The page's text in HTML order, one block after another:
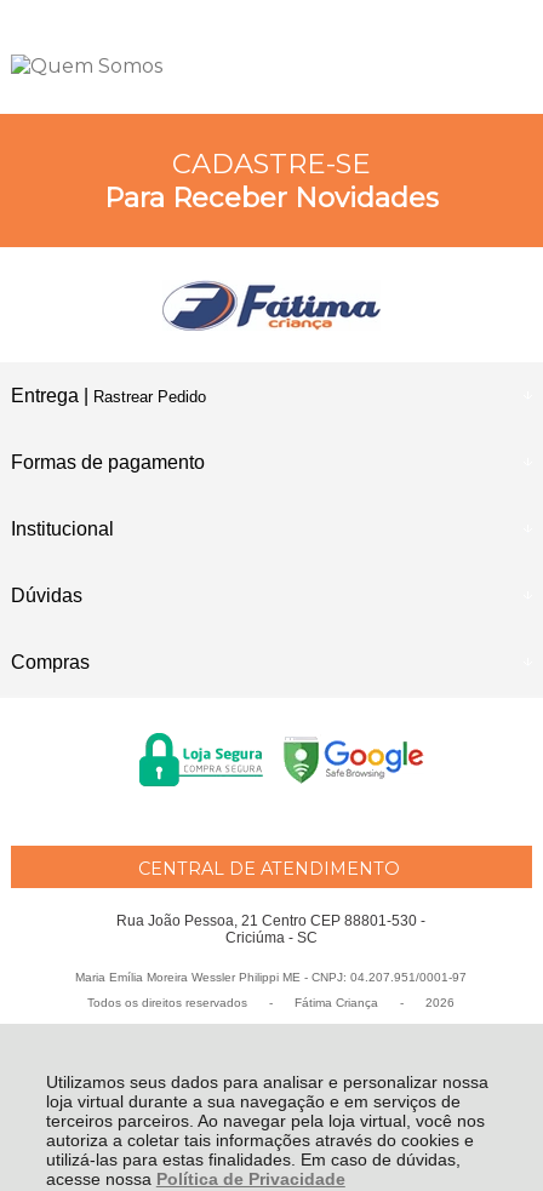
Utilizamos seus dados para analisar e personalizar nossa
loja virtual durante a sua navegação e em serviços de
terceiros parceiros. Ao navegar pela loja virtual, você nos
autoriza a coletar tais informações através do cookies e
utilizá-las para estas finalidades. Em caso de dúvidas,
acesse nossa Política de Privacidade
CADASTRE-SE
Para Receber Novidades
Entrega | Rastrear Pedido
Formas de pagamento
Institucional
Dúvidas
Compras
CENTRAL DE ATENDIMENTO
Rua João Pessoa, 21 Centro CEP 88801-530 -
Criciúma - SC
Maria Emília Moreira Wessler Philippi ME - CNPJ: 04.207.951/0001-97
Todos os direitos reservados
- Fátima Criança - 2026